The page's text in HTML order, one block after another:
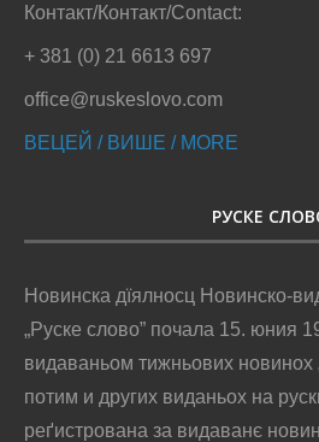
Контакт/Контакт/Contact:
+ 381 (0) 21 6613 697
office@ruskeslovo.com
ВЕЦЕЙ / ВИШЕ / MORE
РУСКЕ
Новинска дїялносц Новинско-
„Руске слово” почала 15. юния
видаваньом тижньових новинох
потим и других виданьох на
реґистрована за видаванє